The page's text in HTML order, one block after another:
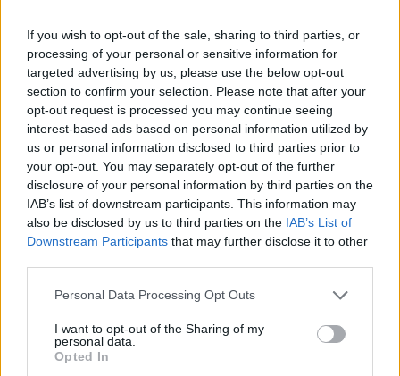
If you wish to opt-out of the sale, sharing to third parties, or
processing of your personal or sensitive information for
targeted advertising by us, please use the below opt-out
section to confirm your selection. Please note that after your
opt-out request is processed you may continue seeing
interest-based ads based on personal information utilized by
us or personal information disclosed to third parties prior to
your opt-out. You may separately opt-out of the further
disclosure of your personal information by third parties on the
IAB’s list of downstream participants. This information may
also be disclosed by us to third parties on the IAB’s List of
Downstream Participants that may further disclose it to other
Please note that this website/app uses one or more Google
not limited to your visit or usage behaviour. You may click to
grant or deny consent to Google and its third-party tags to
use your data for below specified purposes in below Google
Personal Data Processing Opt Outs
I want to opt-out of the Sharing of my
personal data.
Opted In